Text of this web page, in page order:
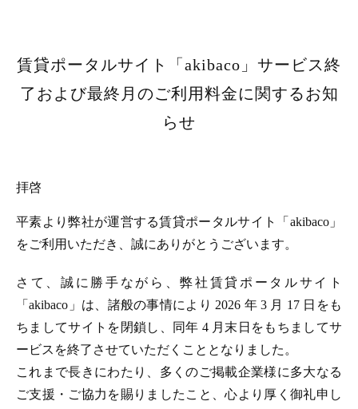
賃貸ポータルサイト「akibaco」サービス終
了および最終月のご利用料金に関するお知
らせ
拝啓
平素より弊社が運営する賃貸ポータルサイト「akibaco」
をご利用いただき、誠にありがとうございます。
さて、誠に勝手ながら、弊社賃貸ポータルサイト
「akibaco」は、諸般の事情により 2026 年 3 月 17 日をも
ちましてサイトを閉鎖し、同年 4 月末日をもちましてサ
ービスを終了させていただくこととなりました。
これまで長きにわたり、多くのご掲載企業様に多大なる
ご支援・ご協力を賜りましたこと、心より厚く御礼申し